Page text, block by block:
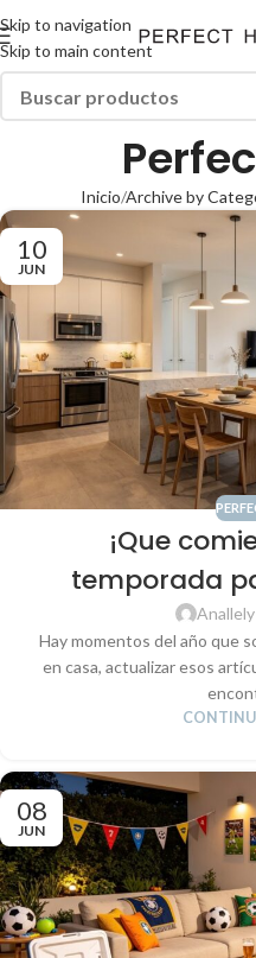
Skip to navigation
Skip to main content
Inicio Archive by
10
JUN
¡Que
temporada
Hay momentos del año que
en casa, actualizar esos
08
JUN